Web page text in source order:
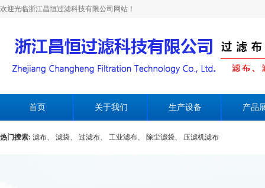
欢迎光临浙江昌恒过滤科技有限公司网站！
首页 关于我们 生产设备 产品
热门搜索: 滤布、 滤袋、 过滤布、 工业滤布、 除尘滤袋、 压滤机滤布